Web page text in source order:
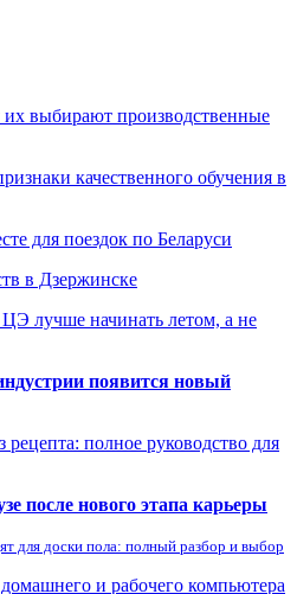
выбирают производственные
качественного обучения в
для поездок по Беларуси
в Дзержинске
лучше начинать летом, а не
появится новый
рецепта: полное руководство для
после нового этапа карьеры
для доски пола: полный разбор и выбор
и рабочего компьютера